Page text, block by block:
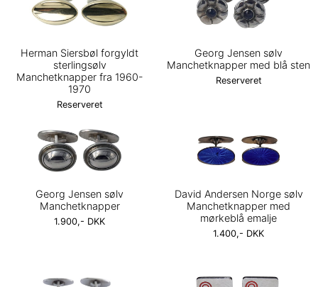
Herman Siersbøl forgyldt
sterlingsølv
Manchetknapper fra 1960-
1970
Reserveret
Georg Jensen sølv
Manchetknapper med blå sten
Reserveret
Georg Jensen sølv
Manchetknapper
1.900,- DKK
David Andersen Norge sølv
Manchetknapper med
mørkeblå emalje
1.400,- DKK